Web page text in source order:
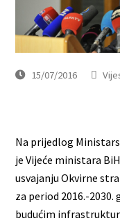
15/07/2016
Na prijedlog
je Vijeće ministara
usvajanju Okvirne
za period 2016.-
budućim